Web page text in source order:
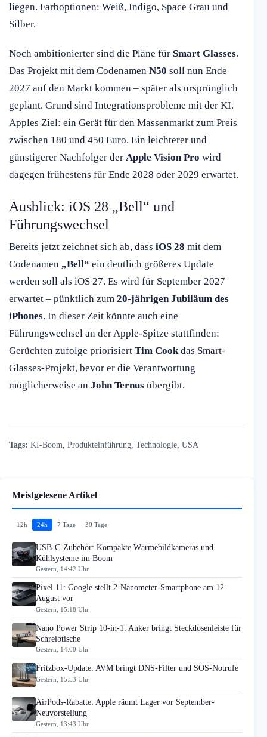
liegen. Farboptionen: Weiß, Indigo, Space Grau und
Silber.
Noch ambitionierter sind die Pläne für Smart Glasses.
Das Projekt mit dem Codenamen N50 soll nun Ende
2027 auf den Markt kommen – später als ursprünglich
geplant. Grund sind Integrationsprobleme mit der KI.
Apples Ziel: ein Gerät für den Massenmarkt zum Preis
zwischen 180 und 450 Euro. Ein leichterer und
günstigerer Nachfolger der Apple Vision Pro wird
dagegen frühestens für Ende 2028 oder 2029 erwartet.
Ausblick: iOS 28 „Bell“ und
Führungswechsel
Bereits jetzt zeichnet sich ab, dass iOS 28 mit dem
Codenamen „Bell“ ein deutlich größeres Update
werden soll als iOS 27. Es wird für September 2027
erwartet – pünktlich zum 20-jährigen Jubiläum des
iPhones. In dieser Zeit könnte auch eine
Führungswechsel an der Apple-Spitze stattfinden:
Gerüchten zufolge priorisiert Tim Cookdas Smart-
Glasses-Projekt, bevor er die Verantwortung
möglicherweise an John Ternus übergibt.
Tags: KI-Boom Produkteinführung Technologie USA
Meistgelesene Artikel
12h 24h 7 Tage 30 Tage
USB-C-Zubehör: Kompakte Wärmebildkameras und
Kühlsysteme im Boom
Gestern, 14:42 Uhr
Pixel 11: Google stellt 2-Nanometer-Smartphone am 12.
August vor
Gestern, 15:18 Uhr
Nano Power Strip 10-in-1: Anker bringt Steckdosenleiste für
Schreibtische
Gestern, 14:00 Uhr
Fritzbox-Update: AVM bringt DNS-Filter und SOS-Notrufe
Gestern, 15:53 Uhr
AirPods-Rabatte: Apple räumt Lager vor September-
Neuvorstellung
Gestern, 13:43 Uhr